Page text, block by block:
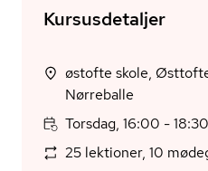
Kursusdetaljer
østofte skole,
Nørreballe
Torsdag, 16:00 - 18:30
25 lektioner, 10